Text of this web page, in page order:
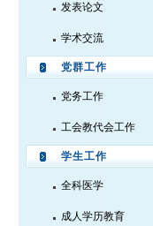
发表论文
学术交流
党群工作
党务工作
工会教代会工作
学生工作
全科医学
成人学历教育